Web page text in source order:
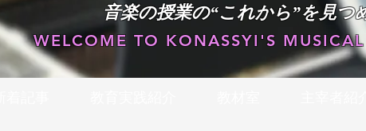
音楽の授業の“これから”を見
WELCOME TO KONASSYI'S